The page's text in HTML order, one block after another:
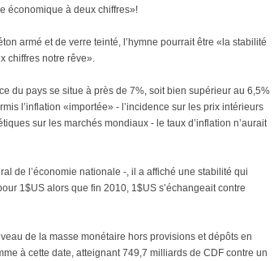
économique à deux chiffres»!
armé et de verre teinté, l’hymne pourrait être «la stabilité
chiffres notre rêve».
du pays se situe à près de 7%, soit bien supérieur au 6,5%
l’inflation «importée» - l’incidence sur les prix intérieurs
sur les marchés mondiaux - le taux d’inflation n’aurait
de l’économie nationale -, il a affiché une stabilité qui
1$US alors que fin 2010, 1$US s’échangeait contre
de la masse monétaire hors provisions et dépôts en
à cette date, atteignant 749,7 milliards de CDF contre un